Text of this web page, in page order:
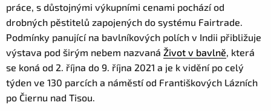
práce, s důstojnými výkupními cenami pochází od
drobných pěstitelů zapojených do systému Fairtrade.
Podmínky panující na bavlníkových polích v Indii přibližuje
výstava pod širým nebem nazvaná Život v bavlně, která
se koná od 2. října do 9. října 2021 a je k vidění po celý
týden ve 130 parcích a náměstí od Františkových Lázních
po Čiernu nad Tisou.